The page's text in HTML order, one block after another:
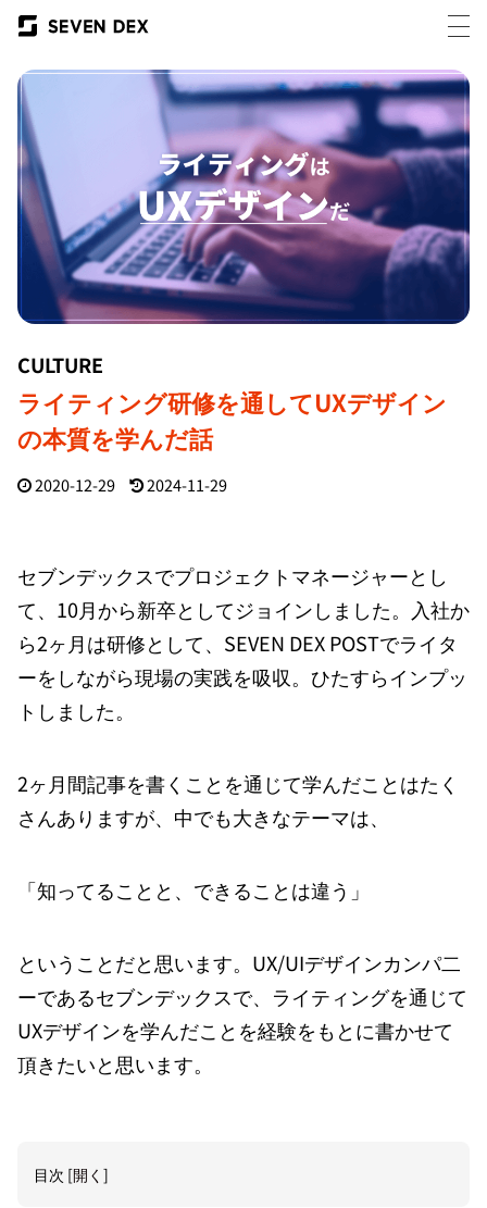
CULTURE
ライティング研修を通してUXデザイン
の本質を学んだ話
2020-12-29 2024-11-29
セブンデックスでプロジェクトマネージャーとし
て、10月から新卒としてジョインしました。入社か
ら2ヶ月は研修として、SEVEN DEX POSTでライタ
ーをしながら現場の実践を吸収。ひたすらインプッ
トしました。
2ヶ月間記事を書くことを通じて学んだことはたく
さんありますが、中でも大きなテーマは、
「知ってることと、できることは違う」
ということだと思います。UX/UIデザインカンパ二
ーであるセブンデックスで、ライティングを通じて
UXデザインを学んだことを経験をもとに書かせて
頂きたいと思います。
目次 [開く ]